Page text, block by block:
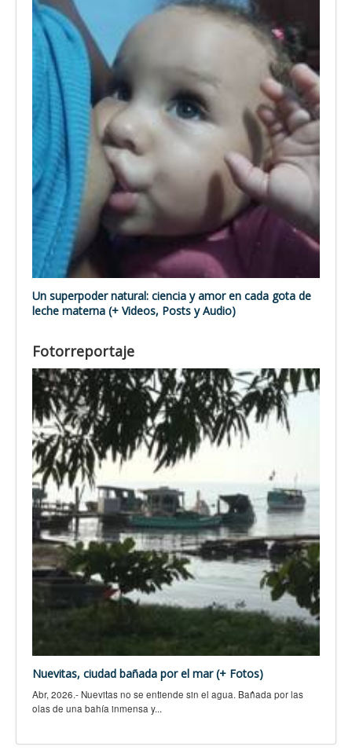
Un superpoder natural: ciencia y amor en cada gota de
leche materna (+ Videos, Posts y Audio)
Fotorreportaje
Nuevitas, ciudad bañada por el mar (+ Fotos)
Abr, 2026.- Nuevitas no se entiende sin el agua. Bañada por las
olas de una bahía inmensa y...